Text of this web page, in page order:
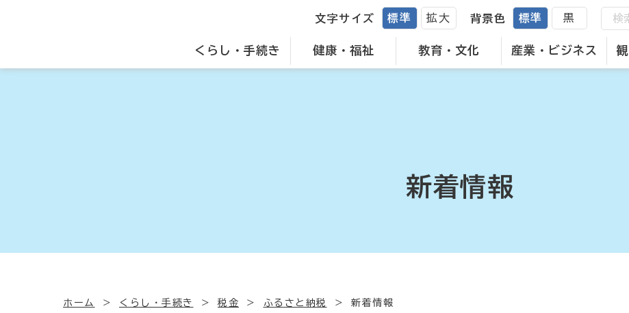
くらし・手続き 健康・福祉 教育・文化 産業・ビジネス
文字サイズ 標準 拡大 背景色 標準 黒
新着情報
ホーム くらし・手続き 税金 ふるさと納税 新着情報